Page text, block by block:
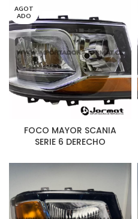
AGOT
ADO
FOCO MAYOR SCANIA
SERIE 6 DERECHO